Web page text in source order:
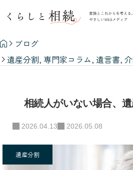
ブログ
遺産分割,専門家コラム,遺言書,
相続人がいない場合、
2026.04.13 2026.05.08
遺産分割